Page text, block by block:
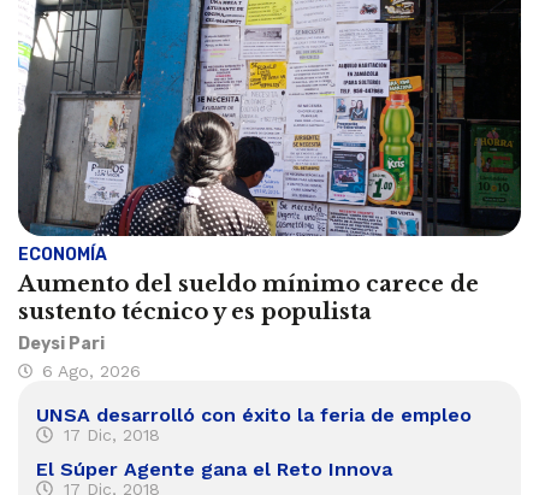
ECONOMÍA
Aumento del sueldo mínimo carece de
sustento técnico y es populista
Deysi Pari
6 Ago, 2026
UNSA desarrolló con éxito la feria de empleo
17 Dic, 2018
El Súper Agente gana el Reto Innova
17 Dic, 2018